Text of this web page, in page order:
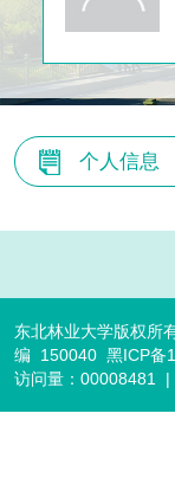
个人信息
东北林业大学版权所
编 150040 黑ICP备
访问量： 00008481|